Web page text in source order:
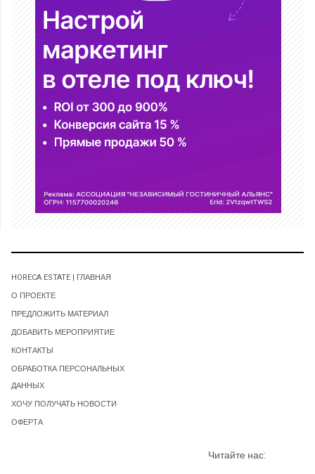
HORECA ESTATE | ГЛАВНАЯ
О ПРОЕКТЕ
ПРЕДЛОЖИТЬ МАТЕРИАЛ
ДОБАВИТЬ МЕРОПРИЯТИЕ
КОНТАКТЫ
ОБРАБОТКА ПЕРСОНАЛЬНЫХ
ДАННЫХ
ХОЧУ ПОЛУЧАТЬ НОВОСТИ
ОФЕРТА
Читайте нас: